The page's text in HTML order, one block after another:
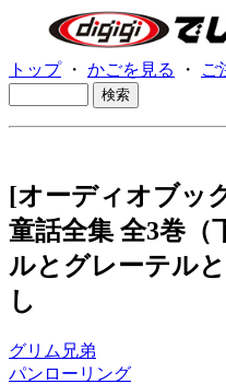
トップ・ かごを見る ・ ご
[オーディオブッ
童話全集 全3巻（
ルとグレーテル
し
グリム兄弟
パンローリング